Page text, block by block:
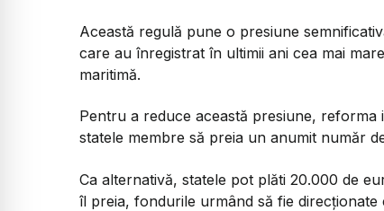
Această regulă pune o presiune
care au înregistrat în ultimii ani cea mai
maritimă.
Pentru a reduce această presiune,
statele membre să preia un anumit număr
Ca alternativă, statele pot plăti 20.000 de
îl preia, fondurile urmând să fie